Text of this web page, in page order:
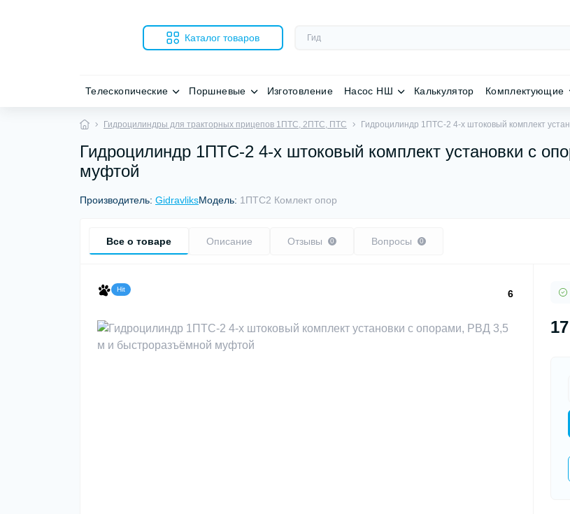
Каталог товаров
Телескопические Поршневые Изготовление Насос НШ Калькулятор Комплектующие
Гидроцилиндры для тракторных прицепов 1ПТС, 2ПТС, ПТС Гидроцилиндр 1ПТС-2 4-х штоковый комплект
Гидроцилиндр 1ПТС-2 4-х штоковый комплект установки с
муфтой
Производитель: GidravliksМодель: 1ПТС2 Комлект опор
Все о товаре Описание Отзывы 0 Вопросы 0
Hit 6